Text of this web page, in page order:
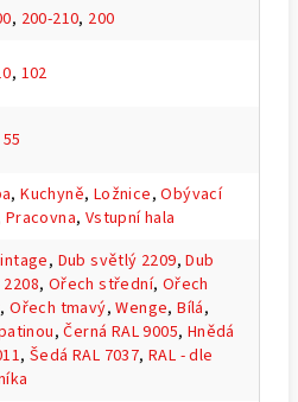
, 200-210, 200
, 102
55
,Kuchyně, Ložnice,Obývací
Pracovna, Vstupní hala
, Dub světlý 2209,Dub
, Ořech střední, Ořech
,Ořech tmavý,Wenge,Bílá,
,Černá RAL 9005, Hnědá
,Šedá RAL 7037,RAL - dle